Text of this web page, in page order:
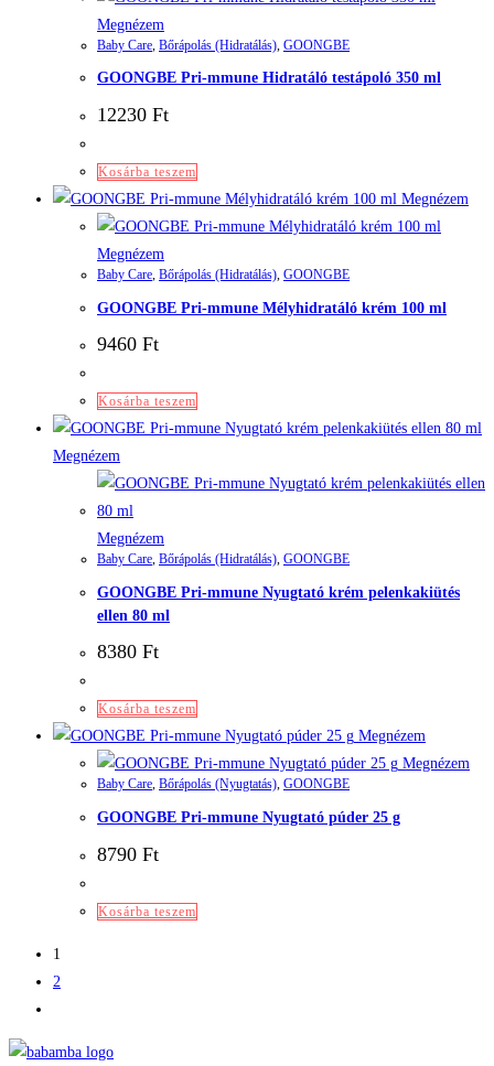
Megnézem
Baby Care Bőrápolás (Hidratálás) GOONGBE
GOONGBE Pri-mmune Hidratáló testápoló 350 ml
12230 Ft
Kosárba teszem
Megnézem
Megnézem
Baby Care, Bőrápolás (Hidratálás), GOONGBE
GOONGBE Pri-mmune Mélyhidratáló krém 100 ml
9460 Ft
Kosárba teszem
Megnézem
Megnézem
Baby Care, Bőrápolás (Hidratálás), GOONGBE
GOONGBE Pri-mmune Nyugtató krém pelenkakiütés
ellen 80 ml
8380 Ft
Kosárba teszem
Megnézem
Megnézem
Baby Care, Bőrápolás (Nyugtatás), GOONGBE
GOONGBE Pri-mmune Nyugtató púder 25 g
8790 Ft
Kosárba teszem
1
2